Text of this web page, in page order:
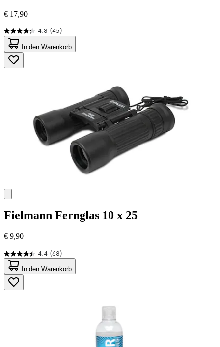
€ 17,90
4.3 (45)
4.3
von
5
Sternen.
45
In den Warenkorb
Fielmann Fernglas 10 x 25
€ 9,90
4.4 (68)
4.4
von
5
Sternen.
68
In den Warenkorb